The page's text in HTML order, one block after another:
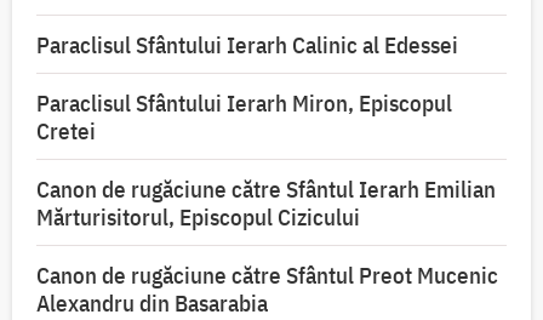
Paraclisul Sfântului Ierarh Calinic al Edessei
Paraclisul Sfântului Ierarh Miron, Episcopul
Cretei
Canon de rugăciune către Sfântul Ierarh Emilian
Mărturisitorul, Episcopul Cizicului
Canon de rugăciune către Sfântul Preot Mucenic
Alexandru din Basarabia